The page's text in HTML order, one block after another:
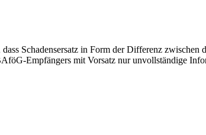
Schadensersatz in Form der Differenz
Empfängers mit Vorsatz nur unvollständige